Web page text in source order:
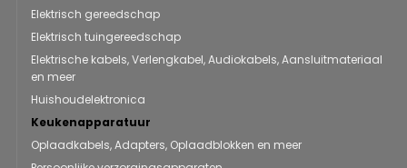
Elektrisch gereedschap
Elektrisch tuingereedschap
Elektrische kabels, Verlengkabel, Audiokabels, Aansluitmateriaal
en meer
Huishoudelektronica
Keukenapparatuur
Oplaadkabels, Adapters, Oplaadblokken en meer